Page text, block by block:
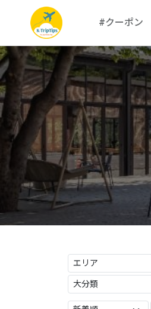
#クーポン